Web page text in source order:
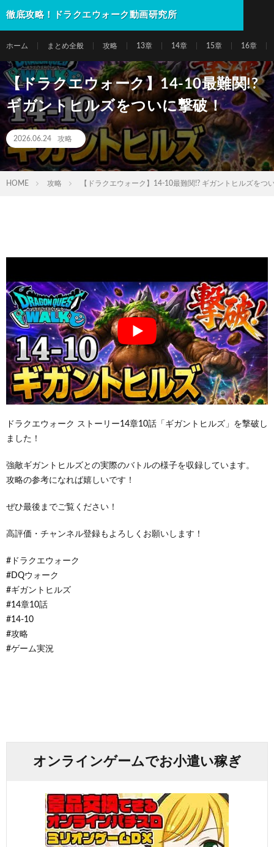
徹底攻略！ドラクエウォーク動画研究所
ホーム まとめ全般 攻略 13章 14章 15章 16章
【ドラクエウォーク】14-10最難関!?
ギガントヒルズをついに撃破！
2026.06.24 攻略
HOME 攻略 【ドラクエウォーク】14-10最難関!? ギガントヒルズをつ
ドラクエウォーク ストーリー14章10話「ギガントヒルズ」を撃破し
ました！
強敵ギガントヒルズとの実際のバトルの様子を収録しています。
攻略の参考になれば嬉しいです！
ぜひ最後までご覧ください！
高評価・チャンネル登録もよろしくお願いします！
#ドラクエウォーク
#DQウォーク
#ギガントヒルズ
#14章10話
#14-10
#攻略
#ゲーム実況
オンラインゲームでお小遣い稼ぎ